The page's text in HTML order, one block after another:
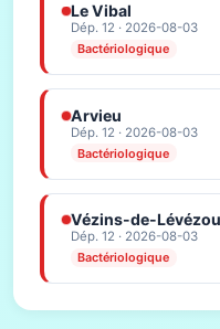
Le Vibal
Dép. 12 · 2026-08-03
Bactériologique
Arvieu
Dép. 12 · 2026-08-03
Bactériologique
Vézins-de-Lévézou
Dép. 12 · 2026-08-03
Bactériologique